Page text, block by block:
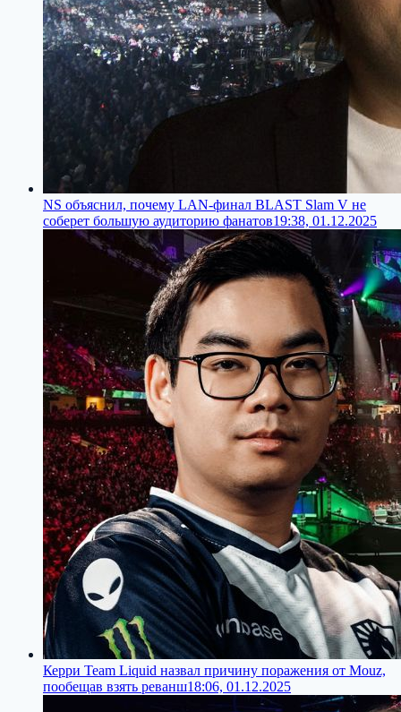
NS объяснил, почему LAN-финал BLAST Slam V не
соберет большую аудиторию фанатов19:38, 01.12.2025
Керри Team Liquid назвал причину поражения от Mouz,
пообещав взять реванш18:06, 01.12.2025